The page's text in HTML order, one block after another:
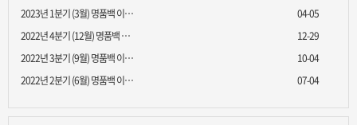
2023년 1분기 (3월) 명품백 이…
04-05
2022년 4분기 (12월) 명품백 …
12-29
2022년 3분기 (9월) 명품백 이…
10-04
2022년 2분기 (6월) 명품백 이…
07-04